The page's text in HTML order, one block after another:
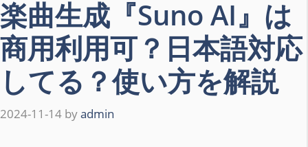
楽曲生成『Suno AI』は
商用利用可？日本語対応
してる？使い方を解説
2024-11-14 byadmin